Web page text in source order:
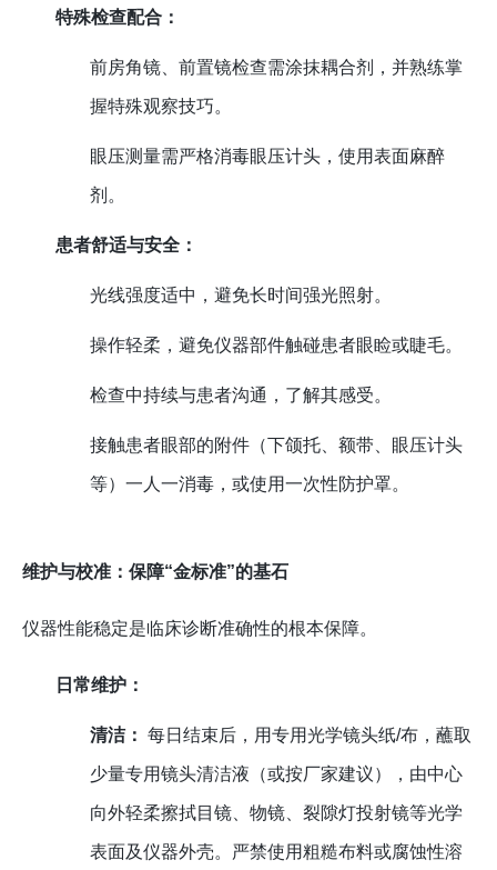
特殊检查配合：
前房角镜、前置镜检查需涂抹耦合剂，并熟练掌
握特殊观察技巧。
眼压测量需严格消毒眼压计头，使用表面麻醉
剂。
患者舒适与安全：
光线强度适中，避免长时间强光照射。
操作轻柔，避免仪器部件触碰患者眼睑或睫毛。
检查中持续与患者沟通，了解其感受。
接触患者眼部的附件（下颌托、额带、眼压计头
等）一人一消毒，或使用一次性防护罩。
维护与校准：保障“金标准”的基石
仪器性能稳定是临床诊断准确性的根本保障。
日常维护：
清洁： 每日结束后，用专用光学镜头纸/布，蘸取
少量专用镜头清洁液（或按厂家建议），由中心
向外轻柔擦拭目镜、物镜、裂隙灯投射镜等光学
表面及仪器外壳。严禁使用粗糙布料或腐蚀性溶